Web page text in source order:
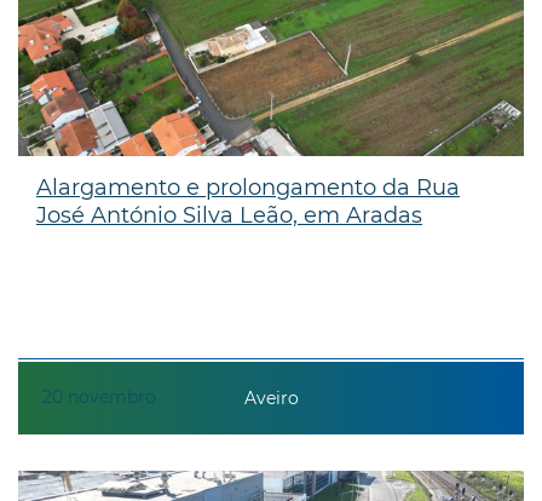
20 novembro
Alargamento e prolongamento da Rua
José António Silva Leão, em Aradas
Aveiro